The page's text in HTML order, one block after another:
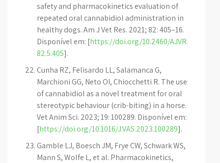
safety and pharmacokinetics evaluation of
repeated oral cannabidiol administration in
healthy dogs. Am J Vet Res. 2021; 82: 405–16.
Disponível em: [https://doi.org/10.2460/AJVR.
82.5.405].
Cunha RZ, Felisardo LL, Salamanca G,
Marchioni GG, Neto OI, Chiocchetti R. The use
of cannabidiol as a novel treatment for oral
stereotypic behaviour (crib-biting) in a horse.
Vet Anim Sci. 2023; 19: 100289. Disponível em:
[https://doi.org/10.1016/J.VAS.2023.100289].
Gamble LJ, Boesch JM, Frye CW, Schwark WS,
Mann S, Wolfe L, et al. Pharmacokinetics,